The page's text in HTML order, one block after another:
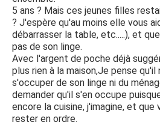
5 ans ? Mais ces jeunes filles
? J'espère qu'au moins elle vous
débarrasser la table, etc.....), et
pas de son linge.
Avec l'argent de poche déjà
plus rien à la maison,Je pense
s'occuper de son linge ni du
demander qu'il s'en occupe
encore la cuisine, j'imagine, et que
rester en ordre.